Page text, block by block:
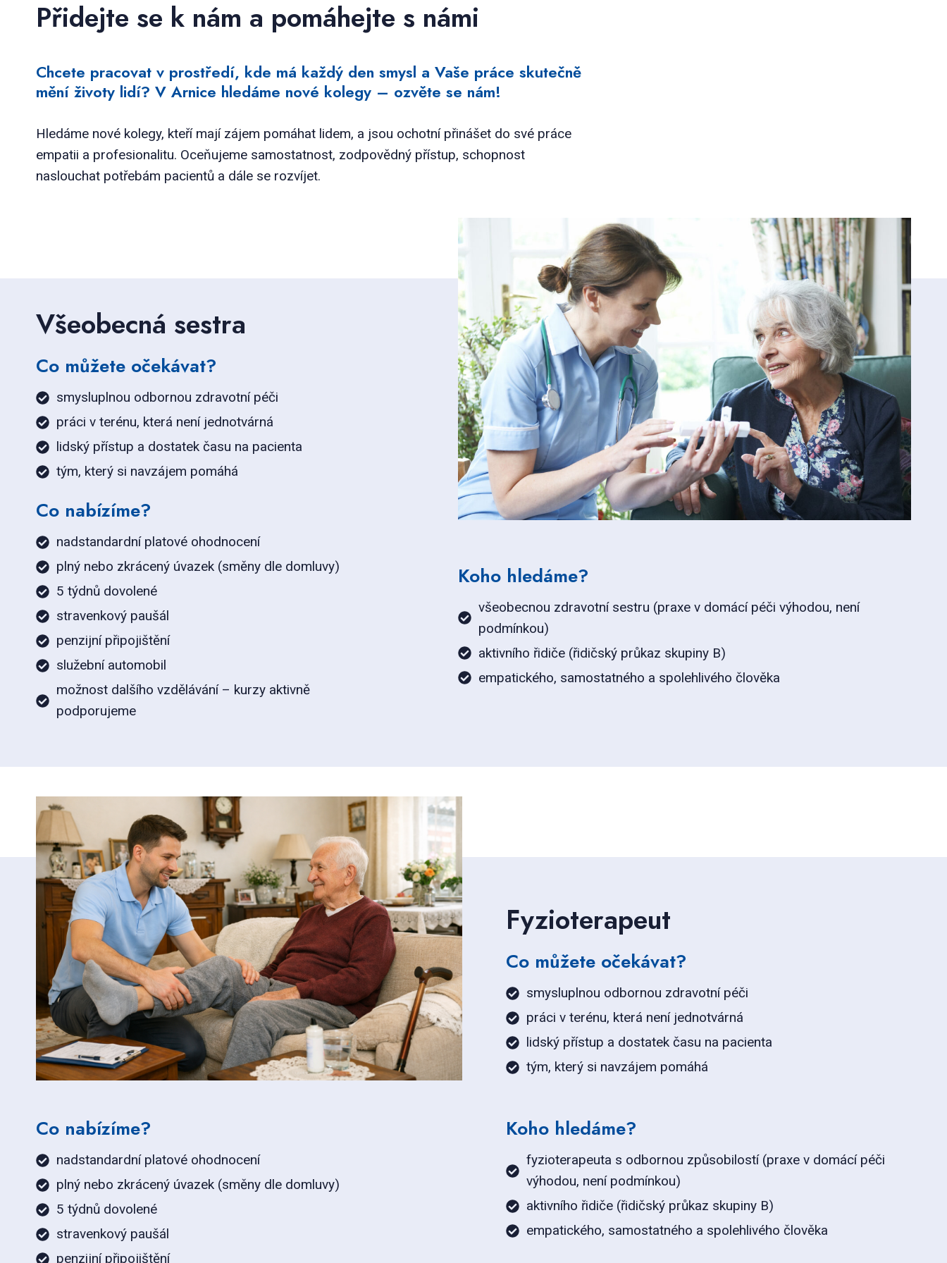
Přidejte se k nám a pomáhejte s námi
Chcete pracovat v prostředí, kde má každý den smysl a Vaše práce skutečně
mění životy lidí? V Arnice hledáme nové kolegy – ozvěte se nám!
Hledáme nové kolegy, kteří mají zájem pomáhat lidem, a jsou ochotní přinášet do své práce
empatii a profesionalitu. Oceňujeme samostatnost, zodpovědný přístup, schopnost
naslouchat potřebám pacientů a dále se rozvíjet.
Všeobecná sestra
Co můžete očekávat?
smysluplnou odbornou zdravotní péči
práci v terénu, která není jednotvárná
lidský přístup a dostatek času na pacienta
tým, který si navzájem pomáhá
Co nabízíme?
nadstandardní platové ohodnocení
plný nebo zkrácený úvazek (směny dle domluvy)
5 týdnů dovolené
stravenkový paušál
penzijní připojištění
služební automobil
možnost dalšího vzdělávání – kurzy aktivně
podporujeme
Koho hledáme?
všeobecnou zdravotní sestru (praxe v domácí péči výhodou, není
podmínkou)
aktivního řidiče (řidičský průkaz skupiny B)
empatického, samostatného a spolehlivého člověka
Fyzioterapeut
Co můžete očekávat?
smysluplnou odbornou zdravotní péči
práci v terénu, která není jednotvárná
lidský přístup a dostatek času na pacienta
tým, který si navzájem pomáhá
Co nabízíme?
nadstandardní platové ohodnocení
plný nebo zkrácený úvazek (směny dle domluvy)
5 týdnů dovolené
stravenkový paušál
penzijní připojištění
Koho hledáme?
fyzioterapeuta s odbornou způsobilostí (praxe v domácí péči
výhodou, není podmínkou)
aktivního řidiče (řidičský průkaz skupiny B)
empatického, samostatného a spolehlivého člověka